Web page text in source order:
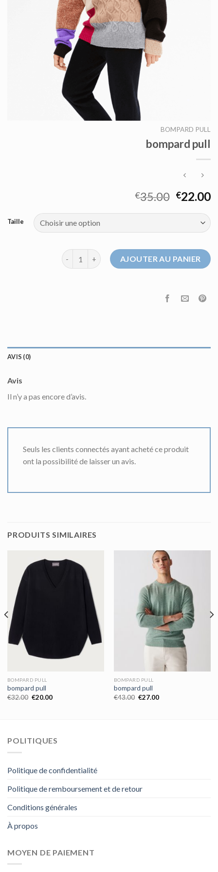
BOMPARD PULL
bompard pull
€35.00 €22.00
Taille
quantité de bompard pullAJOUTER AU PANIER
AVIS (0)
Avis
Il n’y a pas encore d’avis.
Seuls les clients connectés ayant acheté ce produit
ont la possibilité de laisser un avis.
PRODUITS SIMILAIRES
BOMPARD PULL
bompard pull
€32.00 €20.00
BOMPARD PULL
bompard pull
€43.00 €27.00
POLITIQUES
Politique de confidentialité
Politique de remboursement et de retour
Conditions générales
À propos
MOYEN DE PAIEMENT